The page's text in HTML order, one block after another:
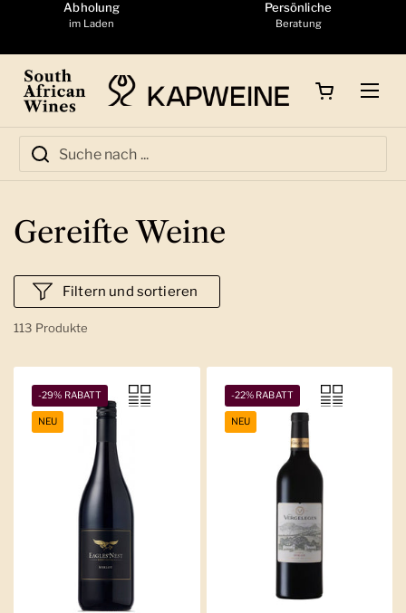
Zum Inhalt springen
Abholung
im Laden
Persönliche
Beratung
Gereifte Weine
113 Produkte
Filtern und sortieren
-29% RABATT
NEU
-22% RABATT
NEU